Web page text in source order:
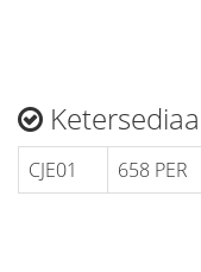
CJE01 658 PER